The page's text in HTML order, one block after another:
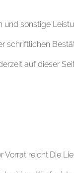
sonstige
auf dieser
reicht.Die